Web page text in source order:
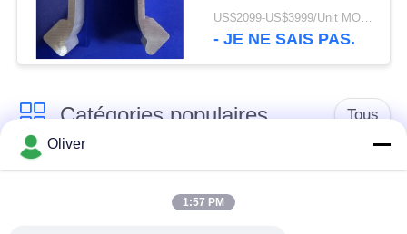
utilisé sur le boomer de
Rocket de l'atlas 281
US$2099-US$3999/Unit MOQ:5 unités
- JE NE SAIS PAS.
Catégories populaires Tous
Barre ronde solide en
Barre 7075 ronde en
aluminium
Oliver
1:57 PM